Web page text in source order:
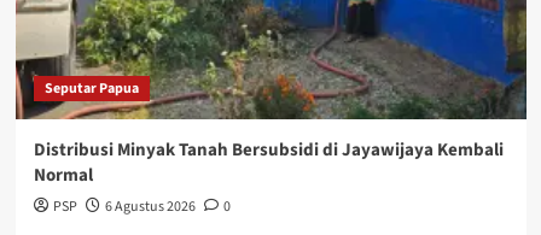
Seputar Papua
Distribusi Minyak Tanah Bersubsidi di Jayawijaya Kembali
Normal
PSP 6 Agustus 2026 0